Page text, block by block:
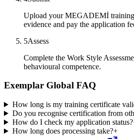
Upload your MEGADEMİ
evidence and pay the application
5Assess
Complete the Work Style
behavioural competence.
Exemplar Global FAQ
How long is my training certificate
Do you recognise certification from
How do I check my application status?
How long does processing take?+